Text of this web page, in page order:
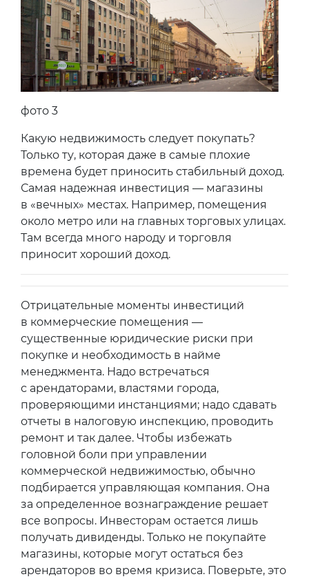
фото 3
Какую недвижимость следует покупать?
Только ту, которая даже в самые плохие
времена будет приносить стабильный доход.
Самая надежная инвестиция — магазины
в «вечных» местах. Например, помещения
около метро или на главных торговых улицах.
Там всегда много народу и торговля
приносит хороший доход.
Отрицательные моменты инвестиций
в коммерческие помещения —
существенные юридические риски при
покупке и необходимость в найме
менеджмента. Надо встречаться
с арендаторами, властями города,
проверяющими инстанциями; надо сдавать
отчеты в налоговую инспекцию, проводить
ремонт и так далее. Чтобы избежать
головной боли при управлении
коммерческой недвижимостью, обычно
подбирается управляющая компания. Она
за определенное вознаграждение решает
все вопросы. Инвесторам остается лишь
получать дивиденды. Только не покупайте
магазины, которые могут остаться без
арендаторов во время кризиса. Поверьте, это